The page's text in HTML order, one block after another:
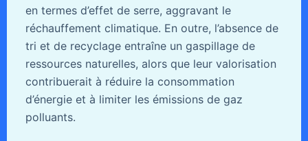
en termes d’effet de serre, aggravant le
réchauffement climatique. En outre, l’absence de
tri et de recyclage entraîne un gaspillage de
ressources naturelles, alors que leur valorisation
contribuerait à réduire la consommation
d’énergie et à limiter les émissions de gaz
polluants.